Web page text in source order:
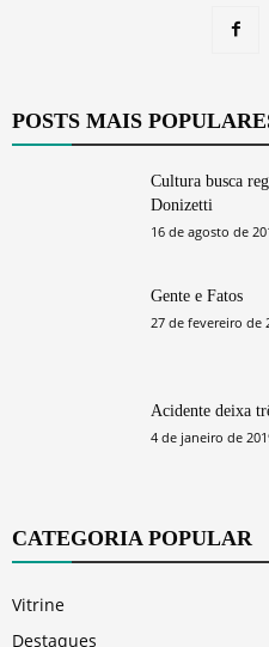
POSTS MAIS
Cultura busca
Donizetti
16 de agosto de
Gente e Fatos
27 de fevereiro de
Acidente deixa
4 de janeiro de
CATEGORIA POPULAR
Vitrine
Destaques